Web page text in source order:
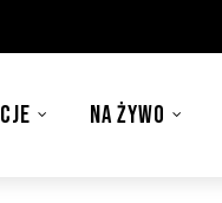
NA ŻYWO